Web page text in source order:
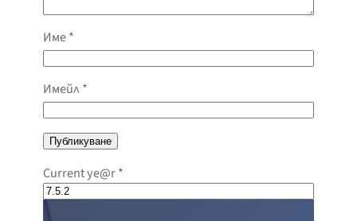
Име*
Имейл*
Current ye@r*